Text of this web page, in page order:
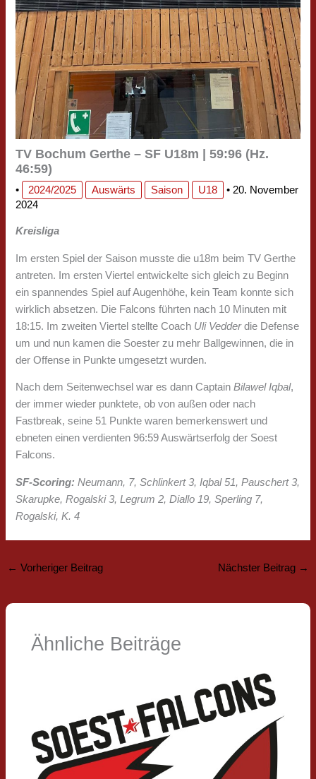
TV Bochum Gerthe – SF U18m | 59:96 (Hz.
46:59)
• 2024/2025 Auswärts Saison U18 • 20. November
2024
Kreisliga
Im ersten Spiel der Saison musste die u18m beim TV Gerthe
antreten. Im ersten Viertel entwickelte sich gleich zu Beginn
ein spannendes Spiel auf Augenhöhe, kein Team konnte sich
wirklich absetzen. Die Falcons führten nach 10 Minuten mit
18:15. Im zweiten Viertel stellte Coach Uli Vedderdie Defense
um und nun kamen die Soester zu mehr Ballgewinnen, die in
der Offense in Punkte umgesetzt wurden.
Nach dem Seitenwechsel war es dann CaptainBilawel Iqbal,
der immer wieder punktete, ob von außen oder nach
Fastbreak, seine 51 Punkte waren bemerkenswert und
ebneten einen verdienten 96:59 Auswärtserfolg der Soest
Falcons.
SF-Scoring: Neumann, 7, Schlinkert 3, Iqbal 51, Pauschert 3,
Skarupke, Rogalski 3, Legrum 2, Diallo 19, Sperling 7,
Rogalski, K. 4
← Vorheriger Beitrag Nächster Beitrag →
Ähnliche Beiträge